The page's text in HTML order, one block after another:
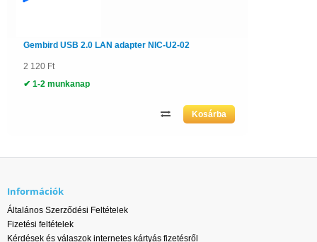
Gembird USB 2.0 LAN adapter NIC-U2-02
2 120 Ft
✔ 1-2 munkanap
Információk
Általános Szerződési Feltételek
Fizetési feltételek
Kérdések és válaszok internetes kártyás fizetésről